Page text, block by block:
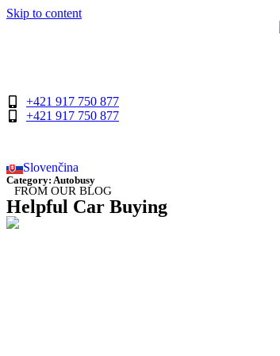
Skip to content
+421 917 750 877
+421 917 750 877
Slovenčina
English
Category: Autobusy
FROM OUR BLOG
Helpful Car Buying